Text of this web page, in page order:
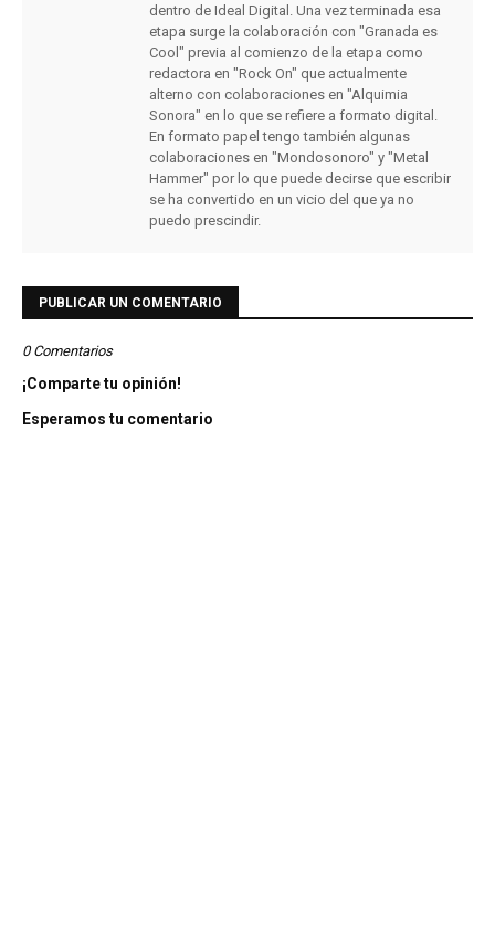
dentro de Ideal Digital. Una vez terminada esa
etapa surge la colaboración con "Granada es
Cool" previa al comienzo de la etapa como
redactora en "Rock On" que actualmente
alterno con colaboraciones en "Alquimia
Sonora" en lo que se refiere a formato digital.
En formato papel tengo también algunas
colaboraciones en "Mondosonoro" y "Metal
Hammer" por lo que puede decirse que escribir
se ha convertido en un vicio del que ya no
puedo prescindir.
PUBLICAR UN COMENTARIO
0 Comentarios
¡Comparte tu opinión!
Esperamos tu comentario